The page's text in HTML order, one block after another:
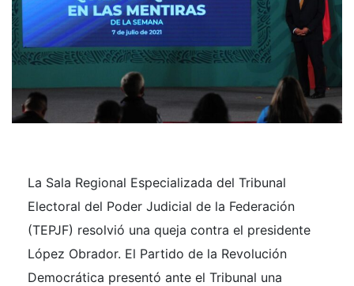
La Sala Regional Especializada del Tribunal
Electoral del Poder Judicial de la Federación
(TEPJF) resolvió una queja contra el presidente
López Obrador. El Partido de la Revolución
Democrática presentó ante el Tribunal una